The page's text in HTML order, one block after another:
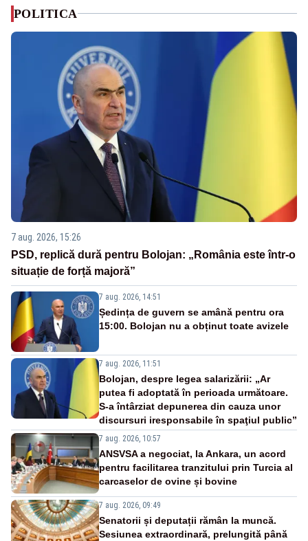
POLITICA
7 aug. 2026, 15:26
PSD, replică dură pentru Bolojan: „România este într-o
situație de forță majoră”
7 aug. 2026, 14:51
Ședința de guvern se amână pentru ora
15:00. Bolojan nu a obținut toate avizele
7 aug. 2026, 11:51
Bolojan, despre legea salarizării: „Ar
putea fi adoptată în perioada următoare.
S-a întârziat depunerea din cauza unor
discursuri iresponsabile în spaţiul public”
7 aug. 2026, 10:57
ANSVSA a negociat, la Ankara, un acord
pentru facilitarea tranzitului prin Turcia al
carcaselor de ovine și bovine
7 aug. 2026, 09:49
Senatorii și deputații rămân la muncă.
Sesiunea extraordinară, prelungită până